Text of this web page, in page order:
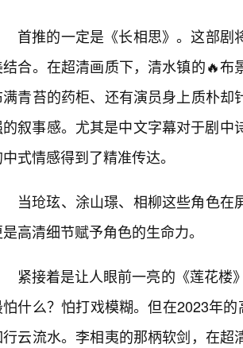
首推的一定是《长相思》。这部
结合。在超清画质下，清水镇的🔥
青苔的药柜、还有演员身上质朴
的叙事感。尤其是中文字幕对于剧
式情感得到了精准传达。
当玱玹、涂山璟、相柳这些角色
高清细节赋予角色的生命力。
紧接着是让人眼前一亮的《莲花楼
什么？怕打戏模糊。但在2023年
云流水。李相夷的那柄软剑，在